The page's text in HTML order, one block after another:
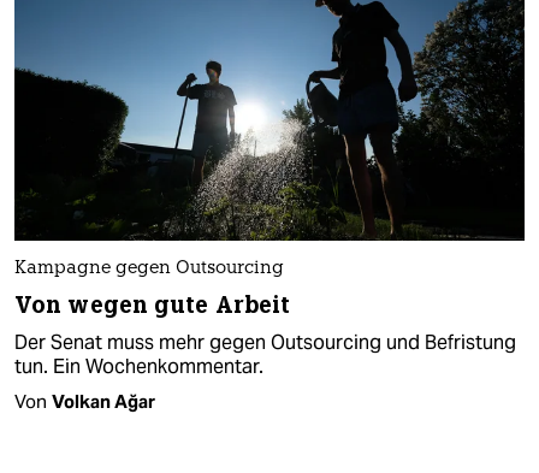
Kampagne gegen Outsourcing
Von wegen gute Arbeit
Der Senat muss mehr gegen Outsourcing und Befristung
tun. Ein Wochenkommentar.
Von Volkan Ağar